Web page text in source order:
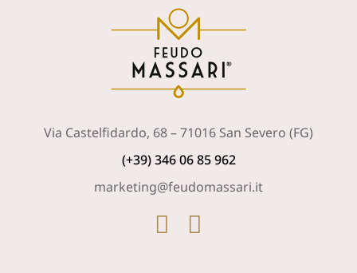
Via Castelfidardo, 68 – 71016 San Severo (FG)
(+39) 346 06 85 962
marketing@feudomassari.it